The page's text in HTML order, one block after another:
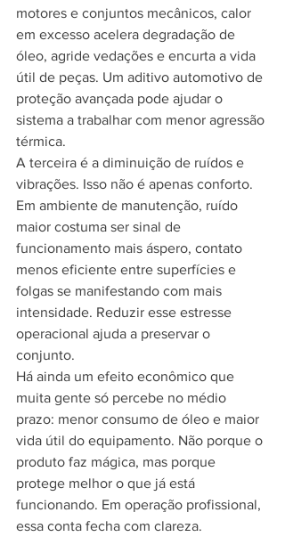
motores e conjuntos mecânicos, calor
em excesso acelera degradação de
óleo, agride vedações e encurta a vida
útil de peças. Um aditivo automotivo de
proteção avançada pode ajudar o
sistema a trabalhar com menor agressão
térmica.
A terceira é a diminuição de ruídos e
vibrações. Isso não é apenas conforto.
Em ambiente de manutenção, ruído
maior costuma ser sinal de
funcionamento mais áspero, contato
menos eficiente entre superfícies e
folgas se manifestando com mais
intensidade. Reduzir esse estresse
operacional ajuda a preservar o
conjunto.
Há ainda um efeito econômico que
muita gente só percebe no médio
prazo: menor consumo de óleo e maior
vida útil do equipamento. Não porque o
produto faz mágica, mas porque
protege melhor o que já está
funcionando. Em operação profissional,
essa conta fecha com clareza.